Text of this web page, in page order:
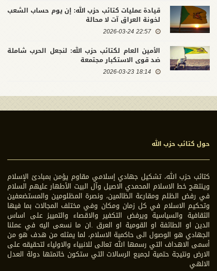
قيادة عمليات كتائب حزب الله: إن يوم حساب الشعب
لخونة العراق آت لا محالة
22:57 2026-03-24
الأمين العام لكتائب حزب الله: لنجعل الحرب شاملة
ضد قوى الاستكبار مجتمعة
18:14 2026-03-23
حول كتائب حزب الله
كتائب حزب الله، تشكيل جهادي إسلامي مقاوم يؤمن بمبادئ الإسلام
وينتهج خط الاسلام المحمدي الاصيل وآل البيت الأطهار عليهم السلام
في رفض الظلم ومقارعة الظالمين، ونصرة المظلومين والمستضعفين
وتحكيم الاسلام في كل زمان ومكان وفي مختلف المجالات بما فيها
الثقافية والسياسية ويرفض التكفير والاقصاء والتمييز على اساس
الدين او الطائفة او القومية او العرق .ان ما نسعى اليه في عملنا
الجهادي هو الوصول الى حاكمية الاسلام، لما يمثله من هدف هو من
أسمى الاهداف التي رسمها الله تعالى للانبياء والاولياء لتحقيقه على
الارض ونتيجة حتمية لجميع الرسالات التي ستكون خاتمتها دولة العدل
الالهي